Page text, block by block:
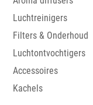
Luchtreinigers
Filters & Onderhoud
Luchtontvochtigers
Accessoires
Kachels